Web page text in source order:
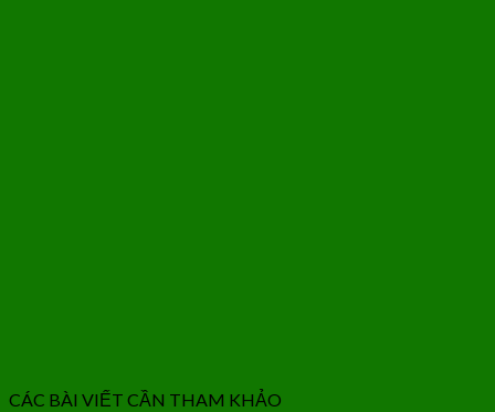
CÁC BÀI VIẾT CẦN THAM KHẢO